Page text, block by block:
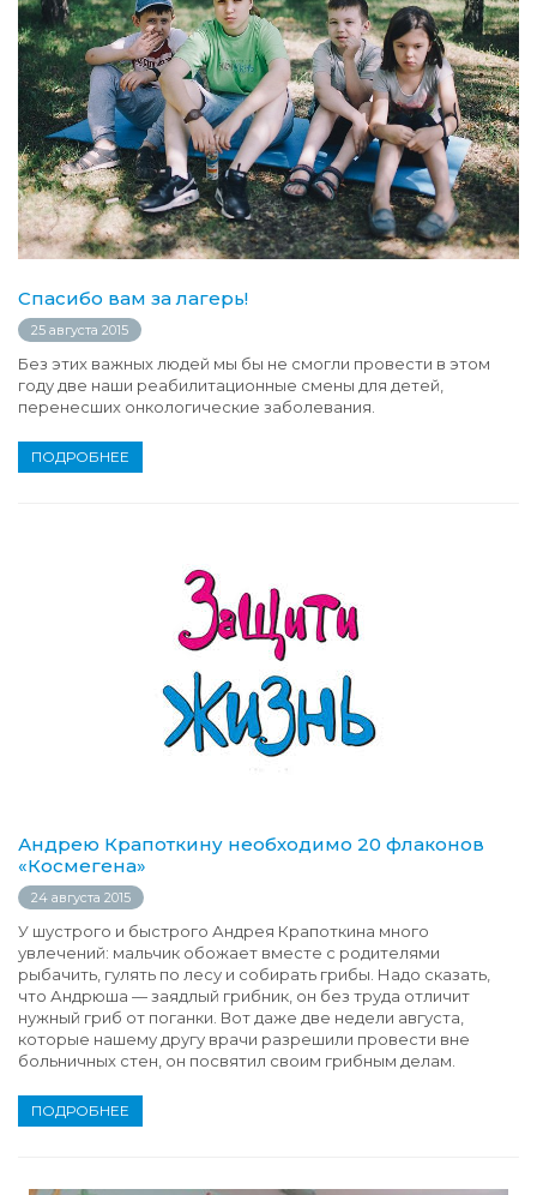
Спасибо вам за лагерь!
25 августа 2015
Без этих важных людей мы бы не смогли провести в этом
году две наши реабилитационные смены для детей,
перенесших онкологические заболевания.
ПОДРОБНЕЕ
Андрею Крапоткину необходимо 20 флаконов
«Космегена»
24 августа 2015
У шустрого и быстрого Андрея Крапоткина много
увлечений: мальчик обожает вместе с родителями
рыбачить, гулять по лесу и собирать грибы. Надо сказать,
что Андрюша — заядлый грибник, он без труда отличит
нужный гриб от поганки. Вот даже две недели августа,
которые нашему другу врачи разрешили провести вне
больничных стен, он посвятил своим грибным делам.
ПОДРОБНЕЕ